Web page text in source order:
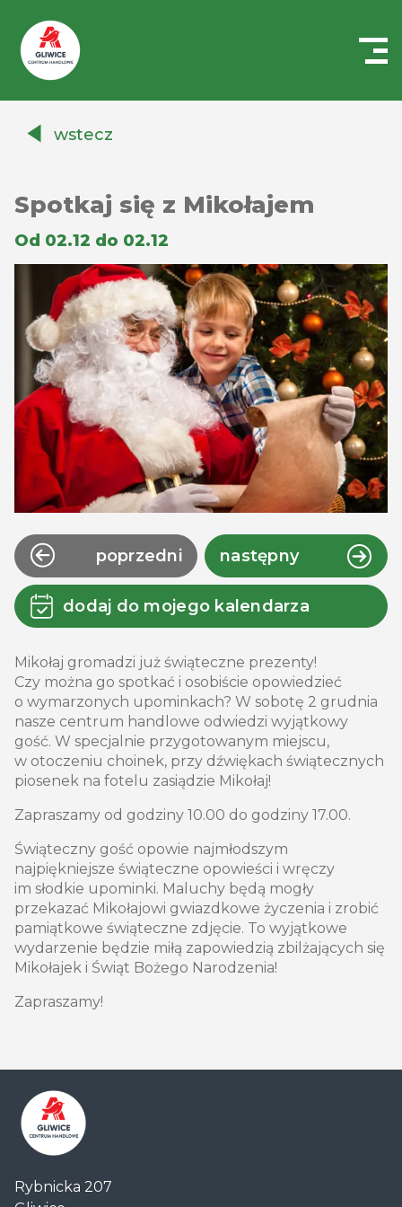
Auchanwstecz
Spotkaj się z Mikołajem
Od 02.12 do 02.12
poprzedni następny
dodaj do mojego kalendarza
Mikołaj gromadzi już świąteczne prezenty!
Czy można go spotkać i osobiście opowiedzieć
o wymarzonych upominkach? W sobotę 2 grudnia
nasze centrum handlowe odwiedzi wyjątkowy
gość. W specjalnie przygotowanym miejscu,
w otoczeniu choinek, przy dźwiękach świątecznych
piosenek na fotelu zasiądzie Mikołaj!
Zapraszamy od godziny 10.00 do godziny 17.00.
Świąteczny gość opowie najmłodszym
najpiękniejsze świąteczne opowieści i wręczy
im słodkie upominki. Maluchy będą mogły
przekazać Mikołajowi gwiazdkowe życzenia i zrobić
pamiątkowe świąteczne zdjęcie. To wyjątkowe
wydarzenie będzie miłą zapowiedzią zbilżających się
Mikołajek i Świąt Bożego Narodzenia!
​​​​​​​Zapraszamy!
Handlowe
Rybnicka 207